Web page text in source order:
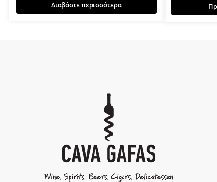
Διαβάστε περισσότερα